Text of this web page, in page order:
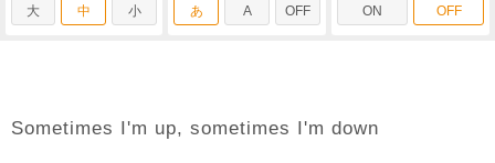
大 中 小 あ A OFF ON OFF
Sometimes I'm up, sometimes I'm down